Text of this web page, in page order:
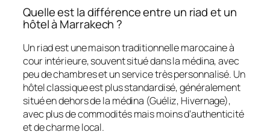
Quelle est la différence entre un riad et un
hôtel à Marrakech ?
Un riad est une maison traditionnelle marocaine à
cour intérieure, souvent situé dans la médina, avec
peu de chambres et un service très personnalisé. Un
hôtel classique est plus standardisé, généralement
situé en dehors de la médina (Guéliz, Hivernage),
avec plus de commodités mais moins d’authenticité
et de charme local.